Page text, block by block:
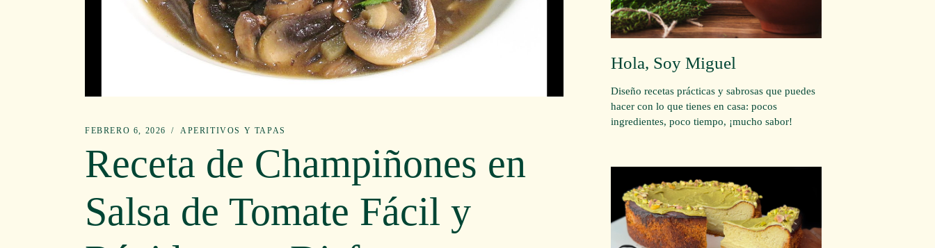
FEBRERO 6, 2026 APERITIVOS Y TAPAS
Receta de Champiñones en
Salsa de Tomate Fácil y
Hola, Soy Miguel
Diseño recetas prácticas y sabrosas que puedes
hacer con lo que tienes en casa: pocos
ingredientes, poco tiempo, ¡mucho sabor!